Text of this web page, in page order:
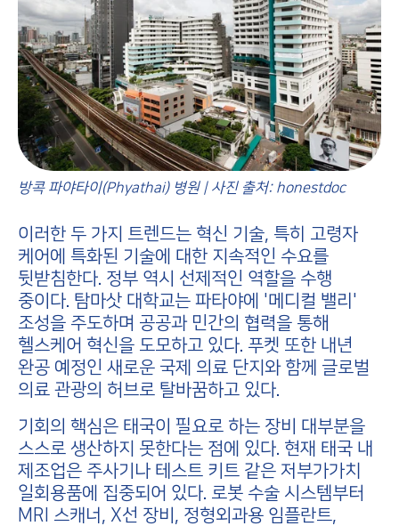
방콕 파야타이(Phyathai) 병원 | 사진 출처: honestdoc
이러한 두 가지 트렌드는 혁신 기술, 특히 고령자
케어에 특화된 기술에 대한 지속적인 수요를
뒷받침한다. 정부 역시 선제적인 역할을 수행
중이다. 탐마삿 대학교는 파타야에 '메디컬 밸리'
조성을 주도하며 공공과 민간의 협력을 통해
헬스케어 혁신을 도모하고 있다. 푸켓 또한 내년
완공 예정인 새로운 국제 의료 단지와 함께 글로벌
의료 관광의 허브로 탈바꿈하고 있다.
기회의 핵심은 태국이 필요로 하는 장비 대부분을
스스로 생산하지 못한다는 점에 있다. 현재 태국 내
제조업은 주사기나 테스트 키트 같은 저부가가치
일회용품에 집중되어 있다. 로봇 수술 시스템부터
MRI 스캐너, X선 장비, 정형외과용 임플란트,